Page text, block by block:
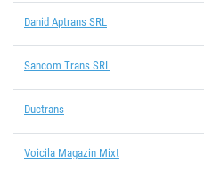
Danid Aptrans SRL
Sancom Trans SRL
Ductrans
Voicila Magazin Mixt